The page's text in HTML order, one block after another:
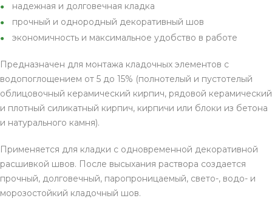
надежная и долговечная кладка
прочный и однородный декоративный шов
экономичность и максимальное удобство в работе
Предназначен для монтажа кладочных элементов с
водопоглощением от 5 до 15% (полнотелый и пустотелый
облицовочный керамический кирпич, рядовой керамический
и плотный силикатный кирпич, кирпичи или блоки из бетона
и натурального камня).
Применяется для кладки с одновременной декоративной
расшивкой швов. После высыхания раствора создается
прочный, долговечный, паропроницаемый, свето-, водо- и
морозостойкий кладочный шов.